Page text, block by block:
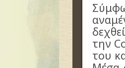
την
του